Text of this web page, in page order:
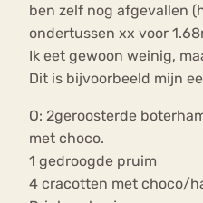
ben zelf nog afgevallen
ondertussen xx voor
Ik eet gewoon weinig,
Dit is bijvoorbeeld mijn
O: 2geroosterde
met choco.
1 gedroogde pruim
4 cracotten met choco/